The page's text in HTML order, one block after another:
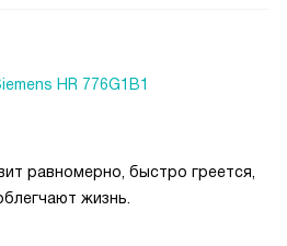
HR 776G1B1
равномерно, быстро греется,
жизнь.